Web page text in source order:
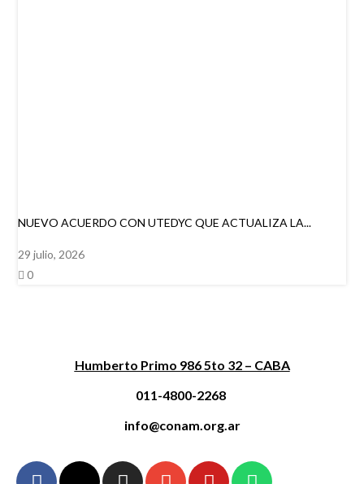
NUEVO ACUERDO CON UTEDYC QUE ACTUALIZA LA...
29 julio, 2026
0
Humberto Primo 986 5to 32 – CABA
011-4800-2268
info@conam.org.ar